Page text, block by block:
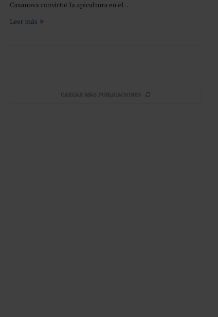
Casanova convirtió la apicultura en el …
Leer más
CARGAR MÁS PUBLICACIONES